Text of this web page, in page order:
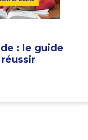
: le guide